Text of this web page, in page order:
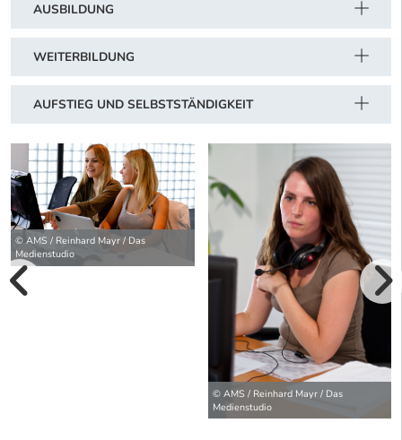
AUSBILDUNG
WEITERBILDUNG
AUFSTIEG UND SELBSTSTÄNDIGKEIT
© AMS / Reinhard Mayr / Das
Medienstudio
© AMS / Reinhard Mayr / Das
Medienstudio